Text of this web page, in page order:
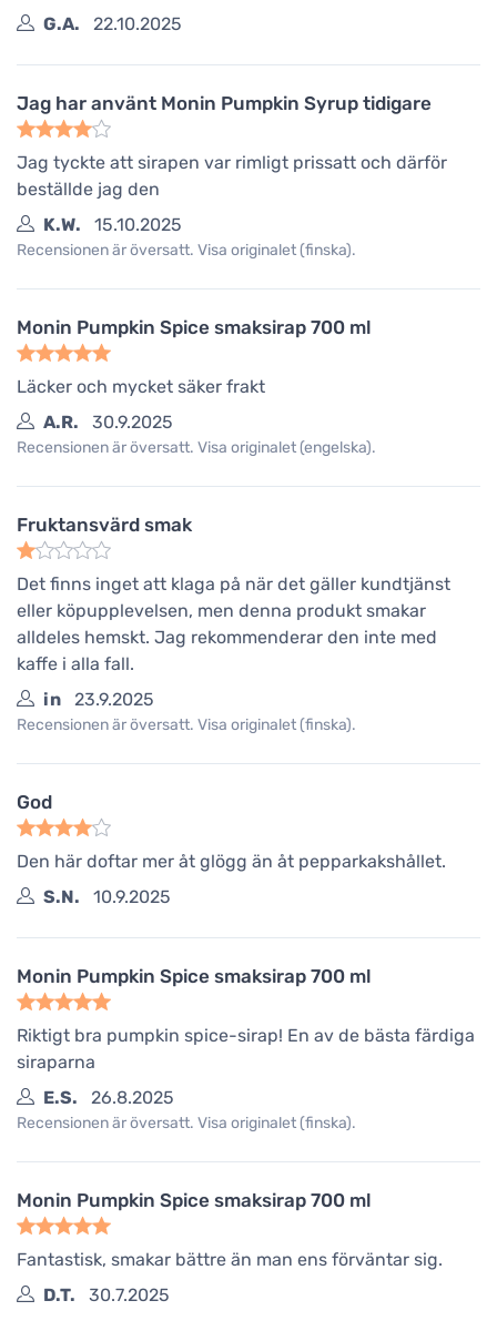
G.A.
22.10.2025
Jag har använt Monin Pumpkin Syrup tidigare
Jag tyckte att sirapen var rimligt prissatt och därför
beställde jag den
K.W.
15.10.2025
Recensionen är översatt. Visa originalet (finska).
Monin Pumpkin Spice smaksirap 700 ml
Läcker och mycket säker frakt
A.R.
30.9.2025
Recensionen är översatt. Visa originalet (engelska).
Fruktansvärd smak
Det finns inget att klaga på när det gäller kundtjänst
eller köpupplevelsen, men denna produkt smakar
alldeles hemskt. Jag rekommenderar den inte med
kaffe i alla fall.
in
23.9.2025
Recensionen är översatt. Visa originalet (finska).
God
Den här doftar mer åt glögg än åt pepparkakshållet.
S.N.
10.9.2025
Monin Pumpkin Spice smaksirap 700 ml
Riktigt bra pumpkin spice-sirap! En av de bästa färdiga
siraparna
E.S.
26.8.2025
Recensionen är översatt. Visa originalet (finska).
Monin Pumpkin Spice smaksirap 700 ml
Fantastisk, smakar bättre än man ens förväntar sig.
D.T.
30.7.2025